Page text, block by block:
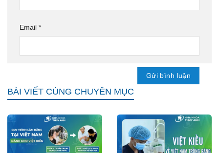
Email *
BÀI VIẾT CÙNG CHUYÊN MỤC